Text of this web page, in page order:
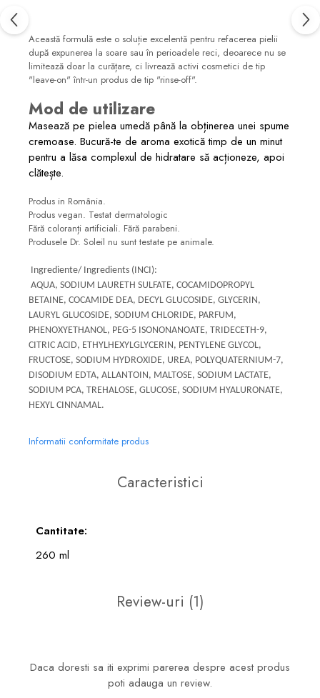
Această formulă este o soluție excelentă pentru refacerea pielii
după expunerea la soare sau în perioadele reci, deoarece nu se
limitează doar la curățare, ci livrează activi cosmetici de tip
"leave-on" într-un produs de tip "rinse-off".
Mod de utilizare
Masează pe pielea umedă până la obținerea unei spume
cremoase. Bucură-te de aroma exotică timp de un minut
pentru a lăsa complexul de hidratare să acționeze, apoi
clătește.
Produs in România.
Produs vegan. Testat dermatologic
Fără coloranți artificiali. Fără parabeni.
Produsele Dr. Soleil nu sunt testate pe animale.
Ingrediente/ Ingredients (INCI):
AQUA, SODIUM LAURETH SULFATE, COCAMIDOPROPYL
BETAINE, COCAMIDE DEA, DECYL GLUCOSIDE, GLYCERIN,
LAURYL GLUCOSIDE, SODIUM CHLORIDE, PARFUM,
PHENOXYETHANOL, PEG-5 ISONONANOATE, TRIDECETH-9,
CITRIC ACID, ETHYLHEXYLGLYCERIN, PENTYLENE GLYCOL,
FRUCTOSE, SODIUM HYDROXIDE, UREA, POLYQUATERNIUM-7,
DISODIUM EDTA, ALLANTOIN, MALTOSE, SODIUM LACTATE,
SODIUM PCA, TREHALOSE, GLUCOSE, SODIUM HYALURONATE,
HEXYL CINNAMAL.
Informatii conformitate produs
Caracteristici
Cantitate:
260 ml
Review-uri (1)
Daca doresti sa iti exprimi parerea despre acest produs
poti adauga un review.